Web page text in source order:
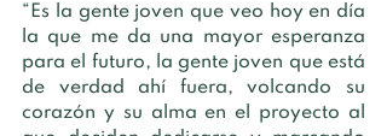
“Es la gente joven que veo hoy en día
la que me da una mayor esperanza
para el futuro, la gente joven que está
de verdad ahí fuera, volcando su
corazón y su alma en el proyecto al